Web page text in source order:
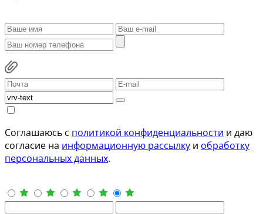
Соглашаюсь с политикой конфиденциальности и даю
согласие на информационную рассылку и обработку
персональных данных.